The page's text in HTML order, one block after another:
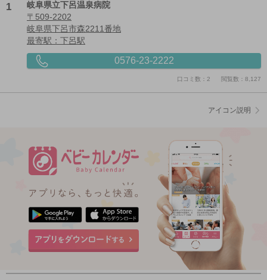
1
岐阜県立下呂温泉病院
〒509-2202
岐阜県下呂市森2211番地
最寄駅：下呂駅
0576-23-2222
口コミ数：2 閲覧数：8,127
アイコン説明